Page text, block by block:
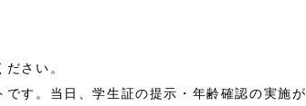
さい。
す。当日、学生証の提示・年齢確認の実施が